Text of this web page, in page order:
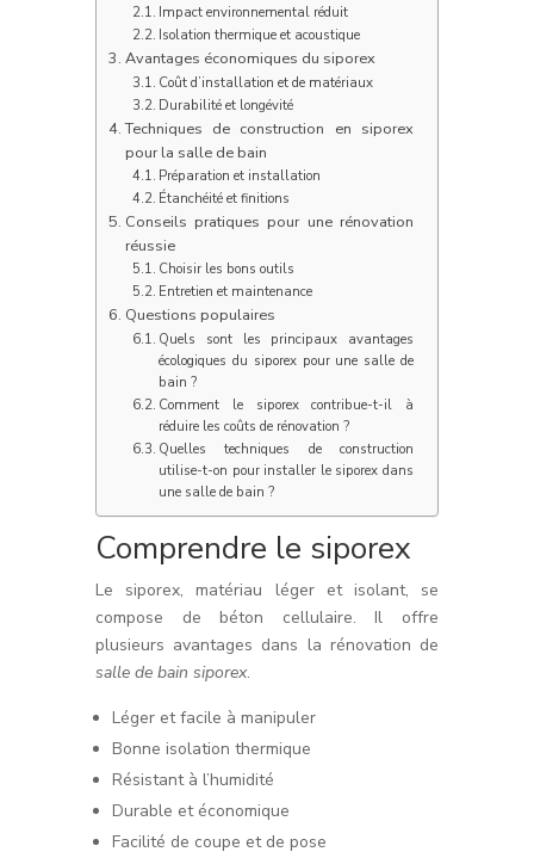
Impact environnemental réduit
Isolation thermique et acoustique
Avantages économiques du siporex
Coût d’installation et de matériaux
Durabilité et longévité
Techniques de construction en siporex
pour la salle de bain
Préparation et installation
Étanchéité et finitions
Conseils pratiques pour une rénovation
réussie
Choisir les bons outils
Entretien et maintenance
Questions populaires
Quels sont les principaux avantages
écologiques du siporex pour une salle de
bain ?
Comment le siporex contribue-t-il à
réduire les coûts de rénovation ?
Quelles techniques de construction
utilise-t-on pour installer le siporex dans
une salle de bain ?
Comprendre le siporex
Le siporex, matériau léger et isolant, se
compose de béton cellulaire. Il offre
plusieurs avantages dans la rénovation de
salle de bain siporex.
Léger et facile à manipuler
Bonne isolation thermique
Résistant à l’humidité
Durable et économique
Facilité de coupe et de pose